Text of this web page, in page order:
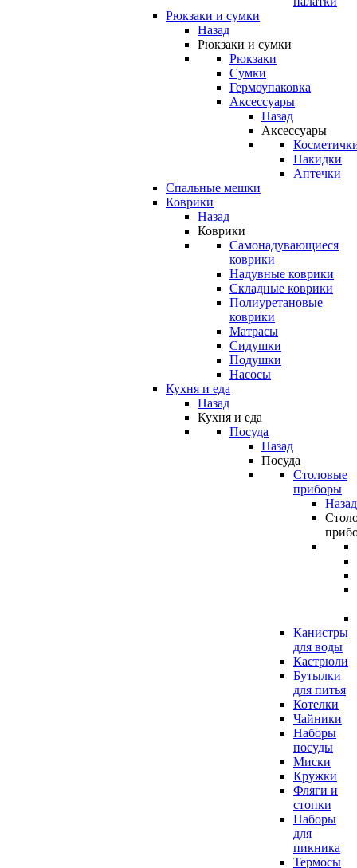
Рюкзаки и сумки
Назад
Рюкзаки и сумки
Рюкзаки
Сумки
Гермоупаковка
Аксессуары
Назад
Аксессуары
Накидки
Аптечки
Спальные мешки
Коврики
Назад
Коврики
Самонадувающиеся
коврики
Надувные коврики
Складные коврики
Полиуретановые
коврики
Матрасы
Сидушки
Подушки
Насосы
Кухня и еда
Назад
Кухня и еда
Посуда
Назад
Посуда
Столовые
приборы
Назад
Канистры
для воды
Кастрюли
Бутылки
для питья
Котелки
Чайники
Наборы
посуды
Миски
Кружки
Фляги и
стопки
Наборы
для
пикника
Термосы